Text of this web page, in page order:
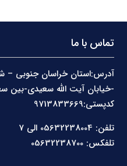
تماس با ما
آدرس:استان خراسان جنوبی –
کدپستی:9713833669
تلفن: 05632238004 الی 7
تلفکس: 05632238700